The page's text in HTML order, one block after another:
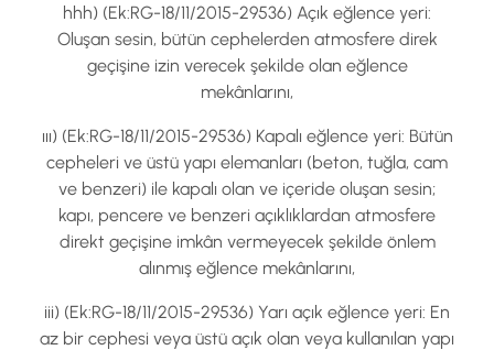
hhh) (Ek:RG-18/11/2015-29536) Açık eğlence yeri:
Oluşan sesin, bütün cephelerden atmosfere direk
geçişine izin verecek şekilde olan eğlence
mekânlarını,
ııı) (Ek:RG-18/11/2015-29536) Kapalı eğlence yeri: Bütün
cepheleri ve üstü yapı elemanları (beton, tuğla, cam
ve benzeri) ile kapalı olan ve içeride oluşan sesin;
kapı, pencere ve benzeri açıklıklardan atmosfere
direkt geçişine imkân vermeyecek şekilde önlem
alınmış eğlence mekânlarını,
iii) (Ek:RG-18/11/2015-29536) Yarı açık eğlence yeri: En
az bir cephesi veya üstü açık olan veya kullanılan yapı